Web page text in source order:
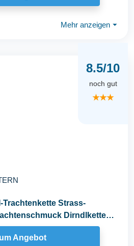
Mehr anzeigen ⏷
8.5/10
noch gut
★★★
Strass-
Dirndlkette
Angebot